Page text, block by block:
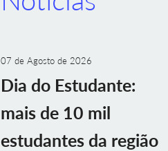
07 de Agosto de 2026
Dia do Estudante:
mais de 10 mil
estudantes da região